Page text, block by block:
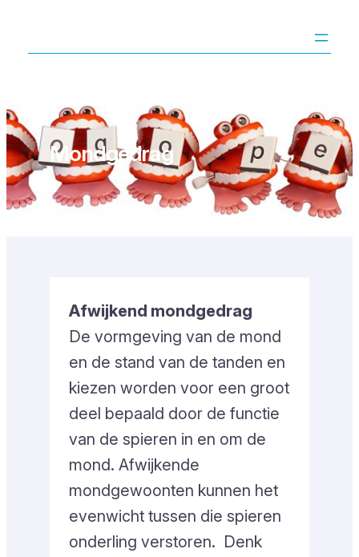
Mondgedrag
Afwijkend mondgedrag
De vormgeving van de mond
en de stand van de tanden en
kiezen worden voor een groot
deel bepaald door de functie
van de spieren in en om de
mond. Afwijkende
mondgewoonten kunnen het
evenwicht tussen die spieren
onderling verstoren. Denk